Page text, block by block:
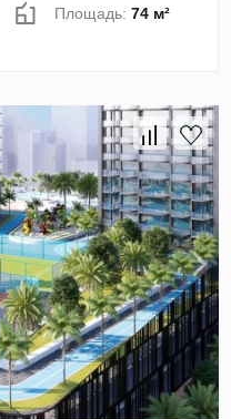
Площадь:74 м²